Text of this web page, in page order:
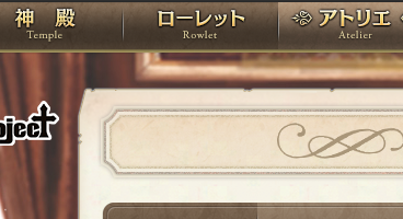
PandoraPartyProject
神殿 ローレット